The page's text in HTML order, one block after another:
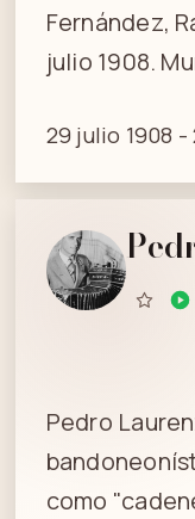
Fernández,
julio 1908.
29 julio 1908
Pedro
como